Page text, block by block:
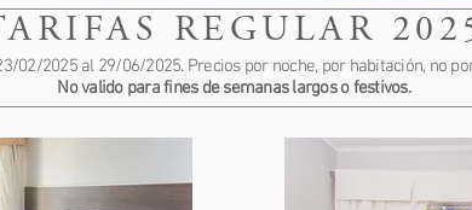
REGULAR
02/2025 al 29/06/2025. Precios por noche, por habitación, no
No valido para fines de semanas largos o festivos.